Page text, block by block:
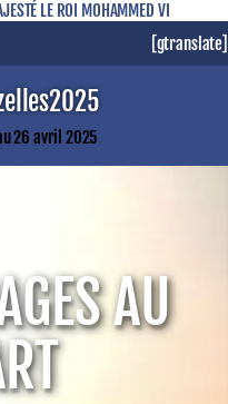
LE ROI MOHAMMED VI
[gtranslate]
26 avril 2025
AU